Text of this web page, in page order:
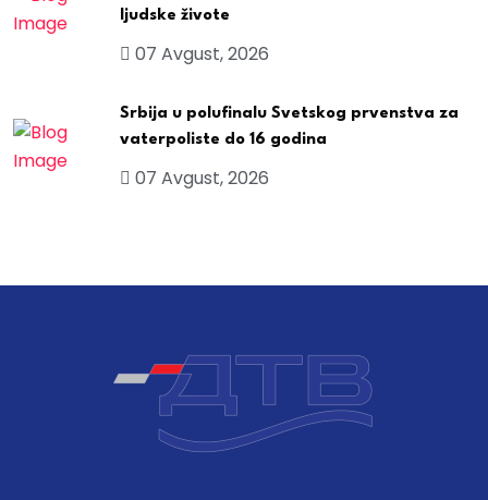
ljudske živote
07 Avgust, 2026
Srbija u polufinalu Svetskog prvenstva za
vaterpoliste do 16 godina
07 Avgust, 2026